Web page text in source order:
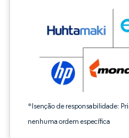
*Isenção de responsabilidade:
nenhuma ordem específica